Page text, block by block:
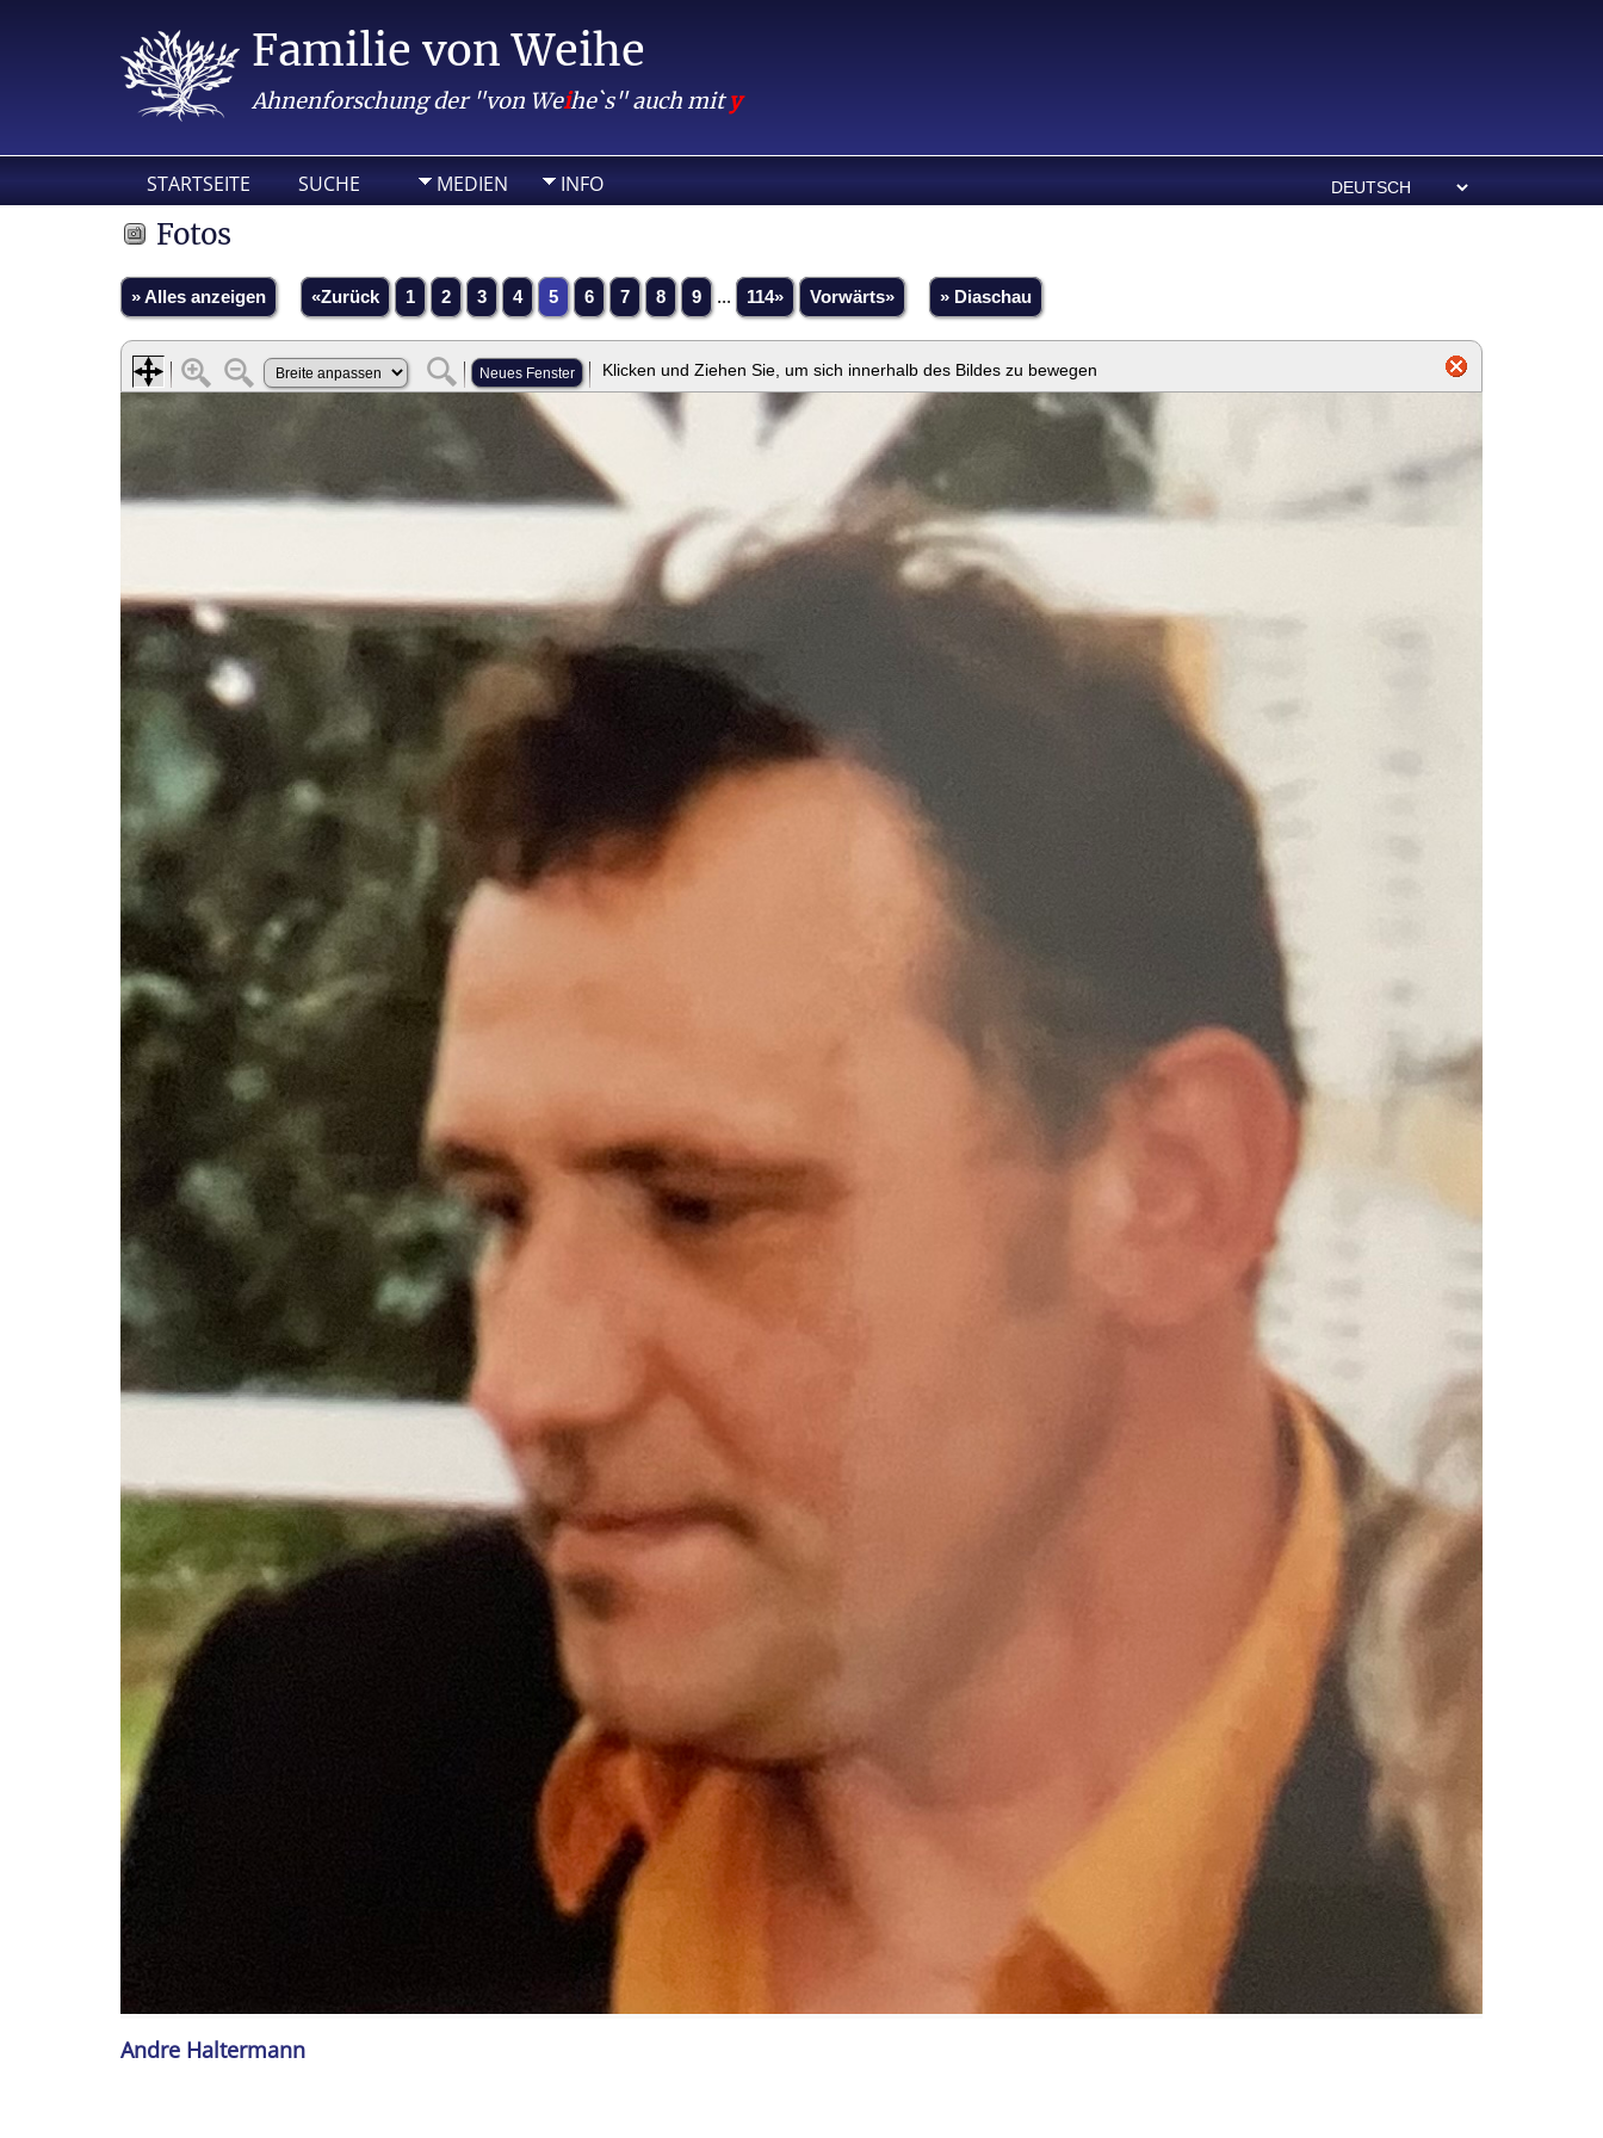
Familie von Weihe
Ahnenforschung der "von Weihe`s" auch mity
STARTSEITE SUCHE MEDIEN INFO
Fotos
» Alles anzeigen «Zurück 1 2 3 4 5 6 7 8 9 ... 114» Vorwärts» » Diaschau
Andre Haltermann